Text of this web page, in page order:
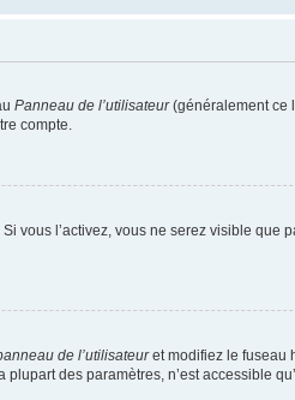
Panneau de l’utilisateur(généralement ce
compte.
Si vous l’activez, vous ne serez visible que
de l’utilisateuret modifiez le fuseau
des paramètres, n’est accessible